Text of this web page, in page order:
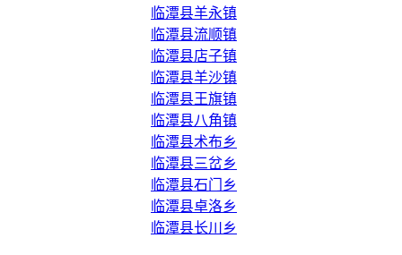
临潭县羊永镇
临潭县流顺镇
临潭县店子镇
临潭县羊沙镇
临潭县王旗镇
临潭县八角镇
临潭县术布乡
临潭县三岔乡
临潭县石门乡
临潭县卓洛乡
临潭县长川乡